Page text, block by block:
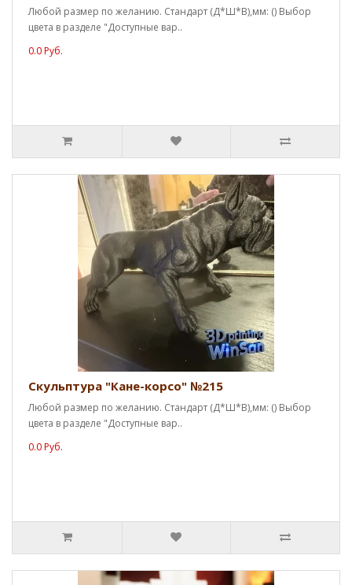
Любой размер по желанию. Стандарт (Д*Ш*В),мм: () Выбор
цвета в разделе "Доступные вар..
0.0 Руб.
Скульптура "Кане-корсо" №215
Любой размер по желанию. Стандарт (Д*Ш*В),мм: () Выбор
цвета в разделе "Доступные вар..
0.0 Руб.